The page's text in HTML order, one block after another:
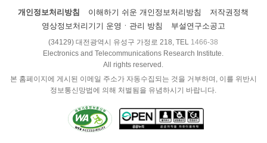
개인정보처리방침 이해하기 쉬운 개인정보처리방침
저작권정책
영상정보처리기기 운영ㆍ관리 방침
부설연구소공고
(34129) 대전광역시 유성구 가정로 218, TEL 1466-38
Electronics and Telecommunications Research Institute.
All rights reserved.
본 홈페이지에 게시된 이메일 주소가 자동수집되는 것을 거부하며, 이를 위반시
정보통신망법에 의해 처벌됨을 유념하시기 바랍니다.